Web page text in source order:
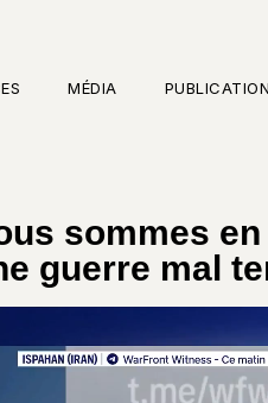
MÉDIA
sommes
guerre mal